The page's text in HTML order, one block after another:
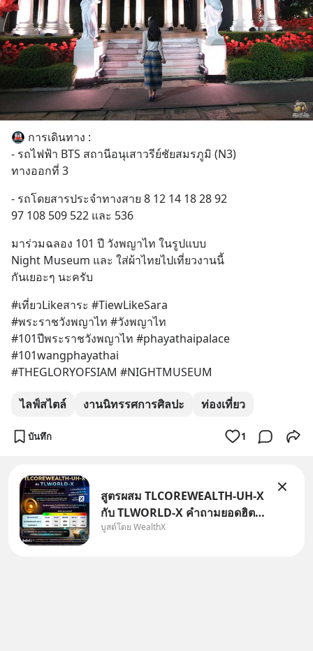
🚇 การเดินทาง :
- รถไฟฟ้า BTS สถานีอนุเสาวรีย์ชัยสมรภูมิ (N3)
ทางออกที่ 3
- รถโดยสารประจำทางสาย 8 12 14 18 28 92
97 108 509 522 และ 536
มาร่วมฉลอง 101 ปี วังพญาไท ในรูปแบบ
Night Museum และ ใส่ผ้าไทยไปเที่ยวงานนี้
กันเยอะๆ นะครับ
#เที่ยวLikeสาระ #TiewLikeSara
#พระราชวังพญาไท #วังพญาไท
#101ปีพระราชวังพญาไท #phayathaipalace
#101wangphayathai
#THEGLORYOFSIAM #NIGHTMUSEUM
ไลฟ์สไตล์ งานนิทรรศการศิลปะ ท่องเที่ยว
บันทึก 1
สูตรผสม TLCOREWEALTH-UH-X
กับ TLWORLD-X คำถามยอดฮิตที่
คนใช้ WealthX ถามเข้ามา
บูสต์โดย WealthX